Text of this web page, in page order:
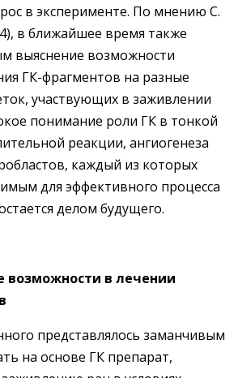
в эксперименте. По мнению C.
в ближайшее время также
выяснение возможности
ГК-фрагментов на разные
участвующих в заживлении
понимание роли ГК в тонкой
реакции, ангиогенеза
каждый из которых
для эффективного процесса
делом будущего.
возможности в лечении
представлялось заманчивым
на основе ГК препарат,